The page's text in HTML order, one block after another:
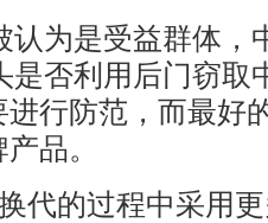
认为是受益群体，
是否利用后门窃取
行防范，而最好
品。
代的过程中采用